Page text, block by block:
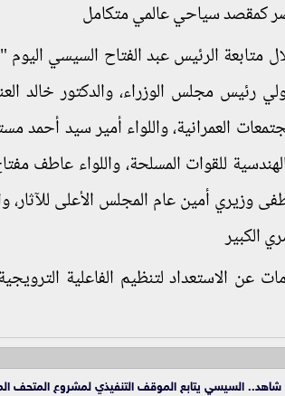
كمقصد سياحي عالمي متكامل
متابعة الرئيس عبد الفتاح السيسي
مجلس الوزراء، والدكتور خالد
العمرانية، واللواء أمير سيد أحمد
للقوات المسلحة، واللواء عاطف
وزيري أمين عام المجلس الأعلى للآثار،
الكبير
عن الاستعداد لتنظيم الفاعلية
شاهد.. السيسي يتابع الموقف التنفيذي لمشروع المتحف